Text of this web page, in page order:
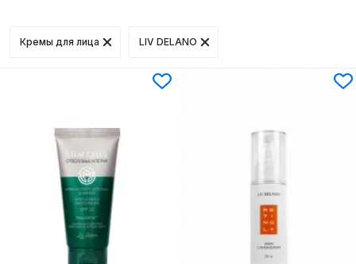
Кремы для лица LIV DELANO